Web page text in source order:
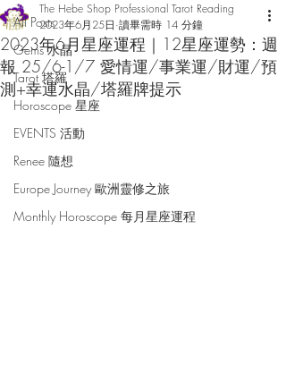
All Posts
Gems 水晶
Tarot 塔羅
Horoscope 星座
EVENTS 活動
Renee 隨想
Europe Journey 歐洲靈修之旅
Monthly Horoscope 每月星座運程
2023年6月星座運程｜12星座運勢：週
報 25/6-1/7 愛情運/事業運/財運/預
測+幸運水晶/塔羅牌提示
The Hebe Shop Professional Tarot Reading
2023年6月25日 讀畢需時 14 分鐘